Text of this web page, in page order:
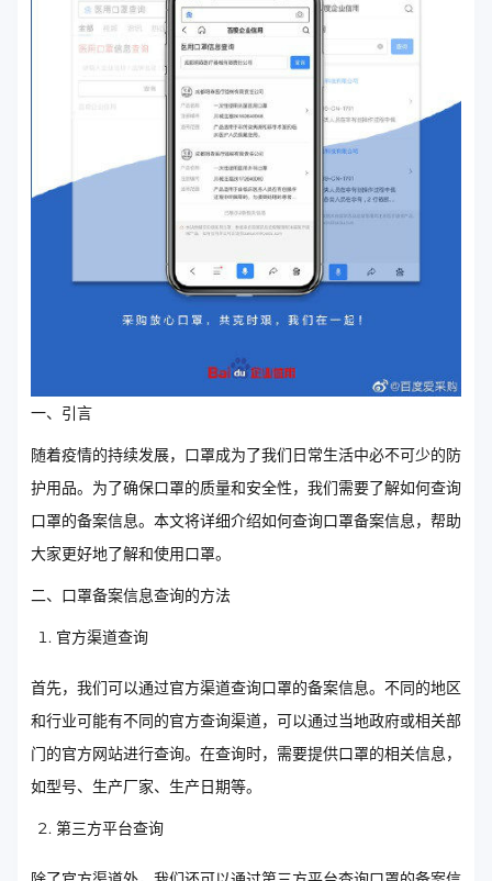
一、引言
随着疫情的持续发展，口罩成为了我们日常生活中必不可少的防
护用品。为了确保口罩的质量和安全性，我们需要了解如何查询
口罩的备案信息。本文将详细介绍如何查询口罩备案信息，帮助
大家更好地了解和使用口罩。
二、口罩备案信息查询的方法
官方渠道查询
首先，我们可以通过官方渠道查询口罩的备案信息。不同的地区
和行业可能有不同的官方查询渠道，可以通过当地政府或相关部
门的官方网站进行查询。在查询时，需要提供口罩的相关信息，
如型号、生产厂家、生产日期等。
第三方平台查询